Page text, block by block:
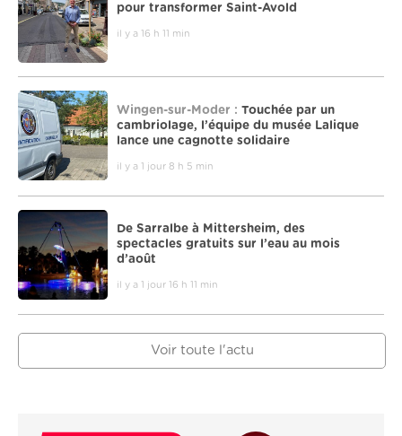
pour transformer Saint-Avold
il y a 16 h 11 min
Wingen-sur-Moder : Touchée par un
cambriolage, l’équipe du musée Lalique
lance une cagnotte solidaire
il y a 1 jour 8 h 5 min
De Sarralbe à Mittersheim, des
spectacles gratuits sur l’eau au mois
d’août
il y a 1 jour 16 h 11 min
Voir toute l'actu